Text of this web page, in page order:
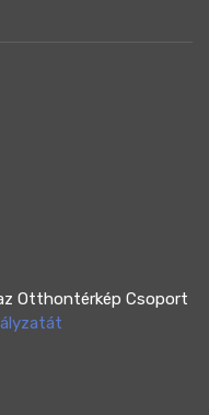
Otthontérkép Csoport